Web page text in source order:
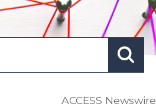
ACCESS Newswire